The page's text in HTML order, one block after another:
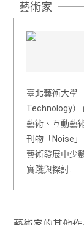
藝術家
臺北藝術大學
Technology）
藝術、互動藝
刊物「Noise
藝術發展中少
實踐與探討…